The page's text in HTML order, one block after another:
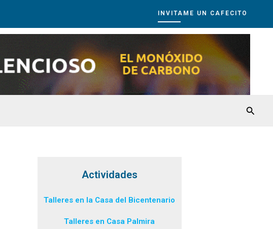
INVITAME UN CAFECITO
Actividades
Talleres en la Casa del Bicentenario
Talleres en Casa Palmira